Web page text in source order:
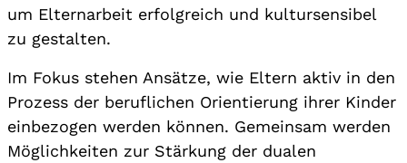
um Elternarbeit erfolgreich und kultursensibel
zu gestalten.
Im Fokus stehen Ansätze, wie Eltern aktiv in den
Prozess der beruflichen Orientierung ihrer Kinder
einbezogen werden können. Gemeinsam werden
Möglichkeiten zur Stärkung der dualen